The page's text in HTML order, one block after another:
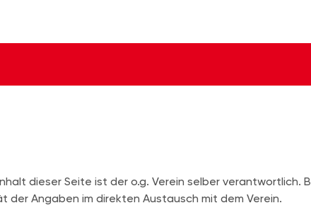
dieser Seite ist der o.g. Verein selber verantwortlich.
der Angaben im direkten Austausch mit dem Verein.